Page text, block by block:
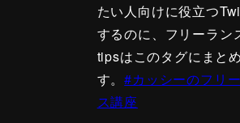
たい人向けに役立つ
するのに、フリーラン
tipsはこのタグにまと
す。#カッシーのフリ
ス講座